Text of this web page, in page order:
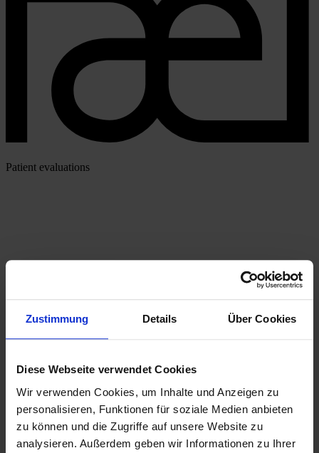
Zustimmung Details Über Cookies
Diese Webseite verwendet Cookies
Wir verwenden Cookies, um Inhalte und Anzeigen zu
personalisieren, Funktionen für soziale Medien anbieten
zu können und die Zugriffe auf unsere Website zu
analysieren. Außerdem geben wir Informationen zu Ihrer
Patient evaluations